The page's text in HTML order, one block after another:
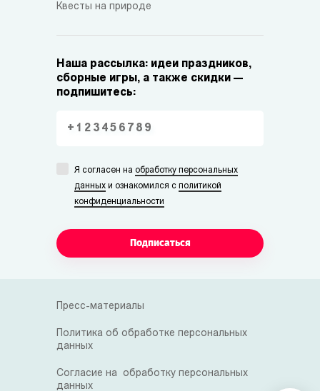
Квесты на природе
Наша рассылка: идеи праздников,
сборные игры, а также скидки —
подпишитесь:
Я согласен на обработку персональных
данных и ознакомился с политикой
конфиденциальности
Подписаться
Пресс-материалы
Политика об обработке персональных
данных
Согласие на обработку персональных
данных